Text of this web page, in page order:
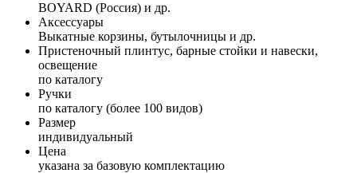
BOYARD (Россия) и др.
Аксессуары
Выкатные корзины, бутылочницы и др.
Пристеночный плинтус, барные стойки и навески,
освещение
по каталогу
Ручки
по каталогу (более 100 видов)
Размер
индивидуальный
Цена
указана за базовую комплектацию